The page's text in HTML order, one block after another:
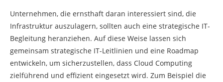
Unternehmen, die ernsthaft daran interessiert sind, die
Infrastruktur auszulagern, sollten auch eine strategische IT-
Begleitung heranziehen. Auf diese Weise lassen sich
gemeinsam strategische IT-Leitlinien und eine Roadmap
entwickeln, um sicherzustellen, dass Cloud Computing
zielführend und effizient eingesetzt wird. Zum Beispiel die